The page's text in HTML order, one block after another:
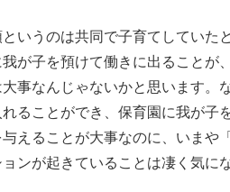
いうのは共同で子育てしていた
が子を預けて働きに出ることが
事なんじゃないかと思います。
ることができ、保育園に我が子
えることが大事なのに、いまや
ンが起きていることは凄く気に